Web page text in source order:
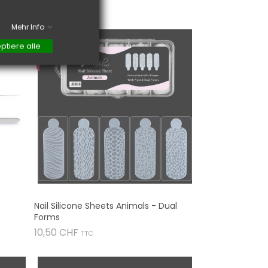
Nail Silicone Sheets Animals - Dual
Forms
10,50 CHF Preis
TTC
NEU
Mehr Info
alle